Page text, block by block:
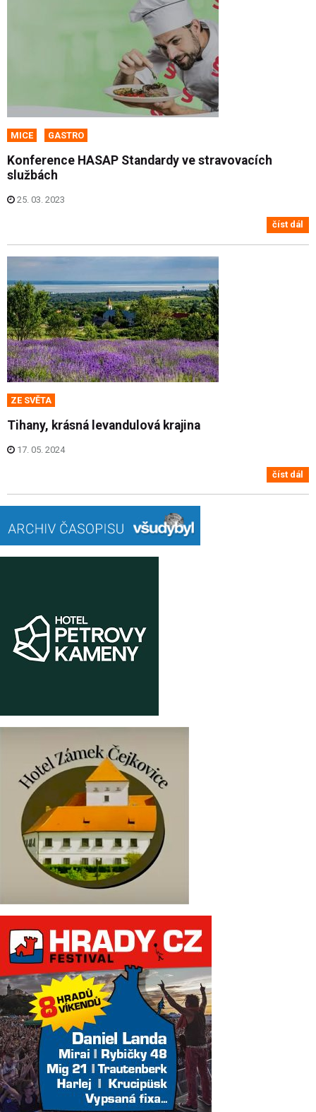
MICE GASTRO
Konference HASAP Standardy ve stravovacích
službách
25. 03. 2023
číst dál
ZE SVĚTA
Tihany, krásná levandulová krajina
17. 05. 2024
číst dál